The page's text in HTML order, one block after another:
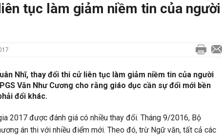
tục làm giảm niềm tin của người
Nhĩ, thay đổi thi cử liên tục làm giảm niềm tin của người
Văn Như Cương cho rằng giáo dục cần sự đổi mới bền
đổi khác.
2017 được đánh giá có nhiều thay đổi. Tháng 9/2016, Bộ
án thi với nhiều điểm mới. Theo đó, trừ Ngữ văn, tất cả các